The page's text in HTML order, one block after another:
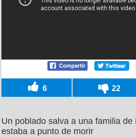
6 22
Un poblado salva a una familia de
estaba a punto de morir